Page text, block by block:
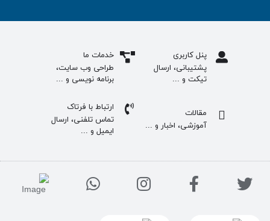
پنل کاربری
پشتیبانی، ارسال
تیکت و ...
خدمات ما
طراحی وب سایت،
برنامه نویسی و ...
مقالات
آموزشی، اخبار و ...
ارتباط با فرتاک
تماس تلفنی، ارسال
ایمیل و ...